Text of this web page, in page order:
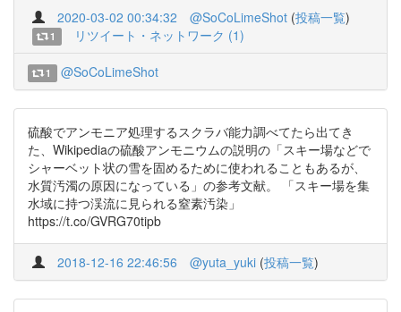
2020-03-02 00:34:32 @SoCoLimeShot (投稿一覧)
1 リツイート・ネットワーク (1)
1 @SoCoLimeShot
硫酸でアンモニア処理するスクラバ能力調べてたら出てき
た、Wikipediaの硫酸アンモニウムの説明の「スキー場などで
シャーベット状の雪を固めるために使われることもあるが、
水質汚濁の原因になっている」の参考文献。 「スキー場を集
水域に持つ渓流に見られる窒素汚染」
https://t.co/GVRG70tipb
2018-12-16 22:46:56 @yuta_yuki (投稿一覧)